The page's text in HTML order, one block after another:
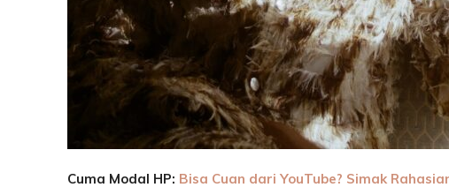
Cuma Modal HP: Bisa Cuan dari YouTube? Simak